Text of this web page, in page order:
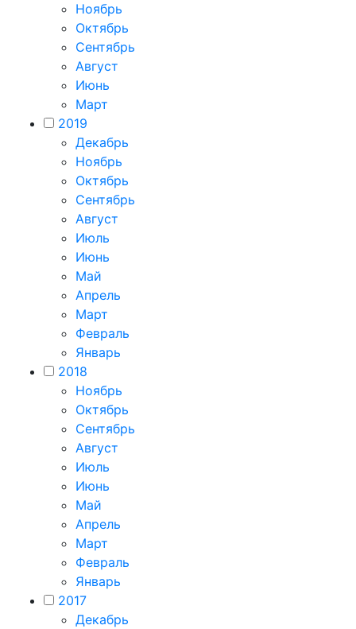
Ноябрь
Октябрь
Сентябрь
Август
Июнь
Март
2019
Декабрь
Ноябрь
Октябрь
Сентябрь
Август
Июль
Июнь
Май
Апрель
Март
Февраль
Январь
2018
Ноябрь
Октябрь
Сентябрь
Август
Июль
Июнь
Май
Апрель
Март
Февраль
Январь
2017
Декабрь